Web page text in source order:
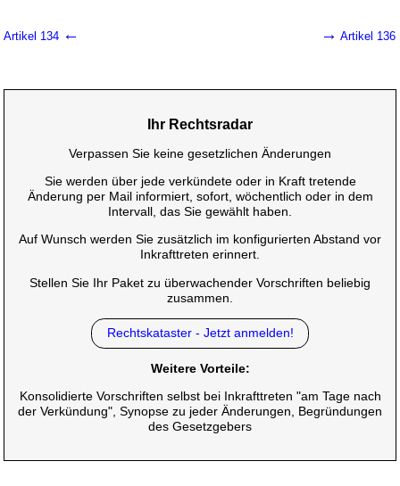
Artikel 134 ← → Artikel 136
Ihr Rechtsradar
Verpassen Sie keine gesetzlichen Änderungen
Sie werden über jede verkündete oder in Kraft tretende
Änderung per Mail informiert, sofort, wöchentlich oder in dem
Intervall, das Sie gewählt haben.
Auf Wunsch werden Sie zusätzlich im konfigurierten Abstand vor
Inkrafttreten erinnert.
Stellen Sie Ihr Paket zu überwachender Vorschriften beliebig
zusammen.
Rechtskataster - Jetzt anmelden!
Weitere Vorteile:
Konsolidierte Vorschriften selbst bei Inkrafttreten "am Tage nach
der Verkündung", Synopse zu jeder Änderungen, Begründungen
des Gesetzgebers